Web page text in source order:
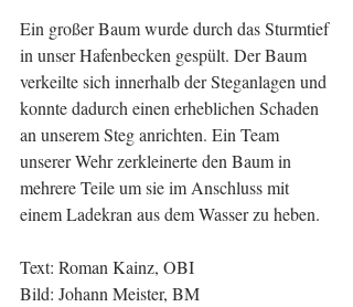
Ein großer Baum wurde durch das Sturmtief
in unser Hafenbecken gespült. Der Baum
verkeilte sich innerhalb der Steganlagen und
konnte dadurch einen erheblichen Schaden
an unserem Steg anrichten. Ein Team
unserer Wehr zerkleinerte den Baum in
mehrere Teile um sie im Anschluss mit
einem Ladekran aus dem Wasser zu heben.
Text: Roman Kainz, OBI
Bild: Johann Meister, BM